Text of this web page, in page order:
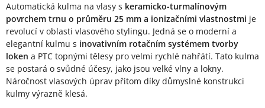
Automatická kulma na vlasy s keramicko-turmalínovým
povrchem trnu o průměru 25 mm a ionizačními vlastnostmi je
revolucí v oblasti vlasového stylingu. Jedná se o moderní a
elegantní kulmu s inovativním rotačním systémem tvorby
loken a PTC topnými tělesy pro velmi rychlé nahřátí. Tato kulma
se postará o svůdné účesy, jako jsou velké vlny a lokny.
Náročnost vlasových úprav přitom díky důmyslné konstrukci
kulmy výrazně klesá.